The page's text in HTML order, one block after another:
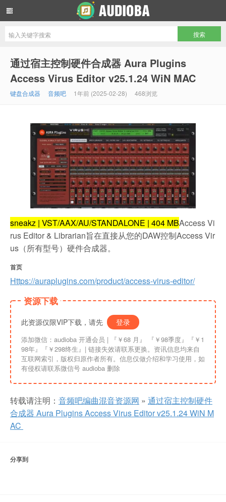
通过宿主控制硬件合成器 Aura Plugins
Access Virus Editor v25.1.24 WiN MAC
键盘合成器 音频吧 1年前 (2025-02-28) 468浏览
sneakz | VST/AAX/AU/STANDALONE | 404 MBAccess Vi
rus Editor & Librarian旨在直接从您的DAW控制Access Vir
us（所有型号）硬件合成器。
首页
Https://auraplugins.com/product/access-virus-editor/
资源下载
此资源仅限VIP下载，请先 登录
添加微信：audioba 开通会员 | 『￥68 月』 『￥98季度』『￥1
98年』『￥298终生』| 链接失效请联系更换。资讯信息均来自
互联网索引，版权归原作者所有。信息仅做介绍和学习使用，如
有侵权请联系微信号 audioba 删除
转载请注明： 音频吧编曲混音资源网 » 通过宿主控制硬件
合成器 Aura Plugins Access Virus Editor v25.1.24 WiN M
AC
分享到